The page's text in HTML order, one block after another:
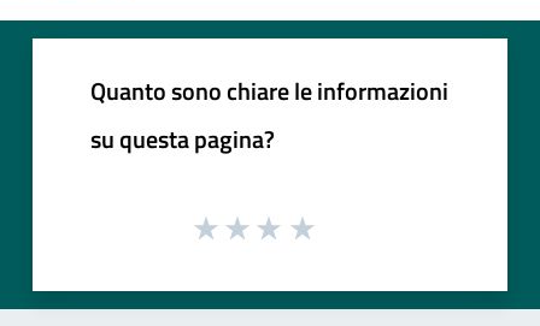
Quanto sono chiare le informazioni
su questa pagina?